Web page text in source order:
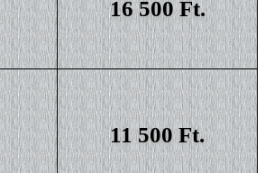
16 500 Ft.
11 500 Ft.